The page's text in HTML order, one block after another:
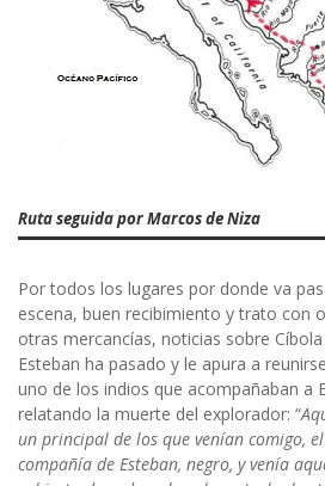
Ruta seguida por Marcos de Niza
Por todos los lugares por donde va
escena, buen recibimiento y trato con
otras mercancías, noticias sobre
Esteban ha pasado y le apura a
uno de los indios que acompañaban a
relatando la muerte del explorador: “
un principal de los que ve­nían comigo,
compañía de Esteban, negro, y venía